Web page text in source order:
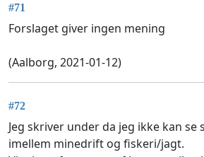
#71
Forslaget giver ingen mening
(Aalborg, 2021-01-12)
#72
Jeg skriver under da jeg ikke kan
imellem minedrift og fiskeri/jagt.